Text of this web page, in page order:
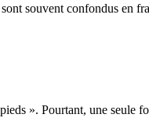
souvent confondus en
». Pourtant, une seule